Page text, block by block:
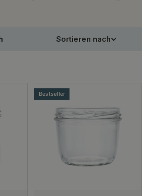
sein oder im Schrank versteckt
tolles und dekoratives Gewürzregal
Ihre Freunde beneiden werden.
Sortieren nach
Bestseller